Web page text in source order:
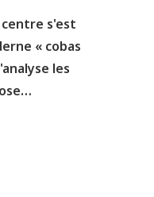
s'est
« cobas
les